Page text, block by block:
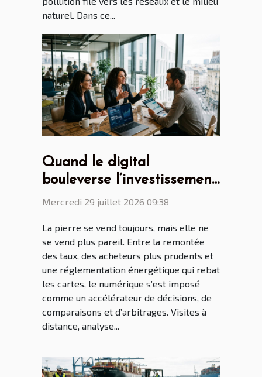
naturel. Dans ce...
Quand le digital
bouleverse l’investissement
immobilier, regards croisés
Mercredi 29 juillet 2026 09:38
La pierre se vend toujours, mais elle ne
se vend plus pareil. Entre la remontée
des taux, des acheteurs plus prudents et
une réglementation énergétique qui rebat
les cartes, le numérique s’est imposé
comme un accélérateur de décisions, de
comparaisons et d’arbitrages. Visites à
distance, analyse...